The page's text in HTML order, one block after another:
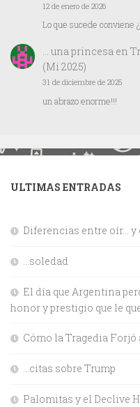
12 de enero de 2026
Lo que sucede conviene
… una princesaen
(Mi 2025)
31 de diciembre de 2025
un abrazo enorme!!!
ULTIMAS ENTRADAS
Diferencias entre oír… y
…soledad
El día que Argentina
honor y prestigio que le
Cómo la Tragedia Forjó
…citas sobre Trump
Palomitas y el Declive